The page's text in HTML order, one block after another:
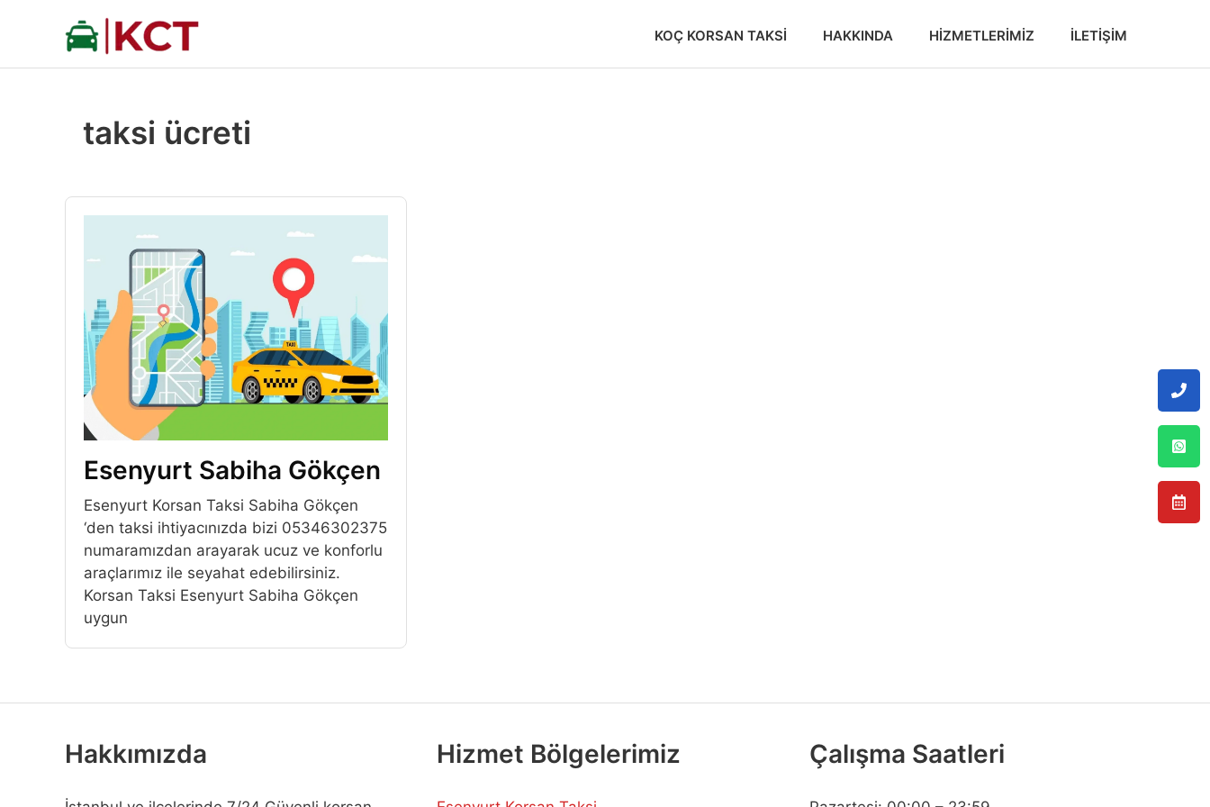
KOÇ KORSAN TAKSI HAKKINDA HIZMETLERIMIZ İLETIŞIM
taksi ücreti
Esenyurt Sabiha Gökçen
Esenyurt Korsan Taksi Sabiha Gökçen
‘den taksi ihtiyacınızda bizi 05346302375
numaramızdan arayarak ucuz ve konforlu
araçlarımız ile seyahat edebilirsiniz.
Korsan Taksi Esenyurt Sabiha Gökçen
uygun
Hakkımızda Hizmet Bölgelerimiz Çalışma Saatleri